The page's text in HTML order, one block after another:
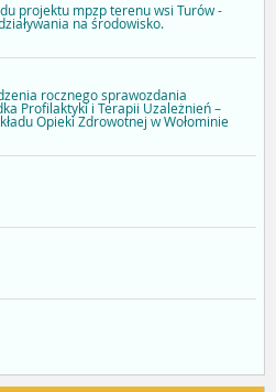
projektu mpzp terenu wsi Turów -
na środowisko.
rocznego sprawozdania
Profilaktyki i Terapii Uzależnień –
Opieki Zdrowotnej w Wołominie